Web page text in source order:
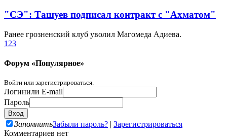
"СЭ": Ташуев подписал контракт с "Ахматом"
Ранее грозненский клуб уволил Магомеда Адиева.
1 23
Форум «Популярное»
Войти или зарегистрироваться.
Логинили E-mail
Пароль
ЗапомнитьЗабыли пароль? | Зарегистрироваться
Комментариев нет